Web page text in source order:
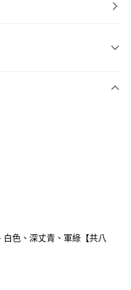
色、深丈青、軍綠【共八